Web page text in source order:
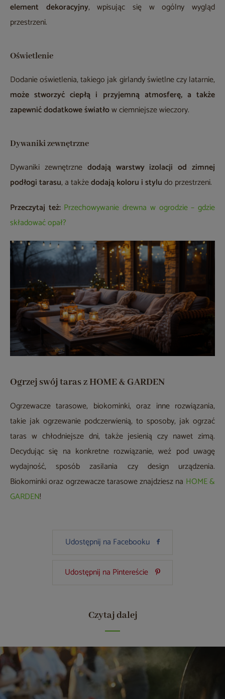
element dekoracyjny, wpisując się w ogólny wygląd
przestrzeni.
Oświetlenie
Dodanie oświetlenia, takiego jak girlandy świetlne czy latarnie,
może stworzyć ciepłą i przyjemną atmosferę, a także
zapewnić dodatkowe światłow ciemniejsze wieczory.
Dywaniki zewnętrzne
Dywaniki zewnętrzne dodają warstwy izolacji od zimnej
podłogi tarasu, a takżedodają koloru i styludo przestrzeni.
Przeczytaj też: Przechowywanie drewna w ogrodzie – gdzie
składować opał?
Ogrzej swój taras z HOME & GARDEN
Ogrzewacze tarasowe, biokominki, oraz inne rozwiązania,
takie jak ogrzewanie podczerwienią, to sposoby, jak ogrzać
taras w chłodniejsze dni, także jesienią czy nawet zimą.
Decydując się na konkretne rozwiązanie, weź pod uwagę
wydajność, sposób zasilania czy design urządzenia.
Biokominki oraz ogrzewacze tarasowe znajdziesz na HOME &
GARDEN!
Udostępnij na Facebooku
Udostępnij na Pintereście
Czytaj dalej